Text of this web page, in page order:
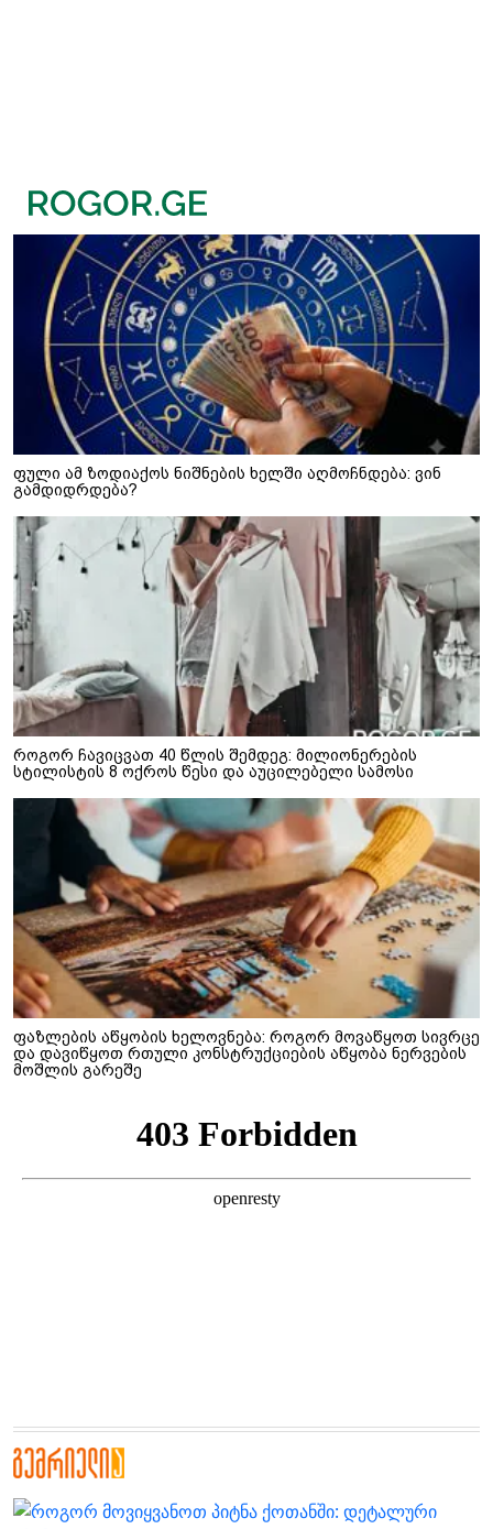
ფული ამ ზოდიაქოს ნიშნების ხელში აღმოჩნდება: ვინ
გამდიდრდება?
როგორ ჩავიცვათ 40 წლის შემდეგ: მილიონერების
სტილისტის 8 ოქროს წესი და აუცილებელი სამოსი
ფაზლების აწყობის ხელოვნება: როგორ მოვაწყოთ სივრცე
და დავიწყოთ რთული კონსტრუქციების აწყობა ნერვების
მოშლის გარეშე